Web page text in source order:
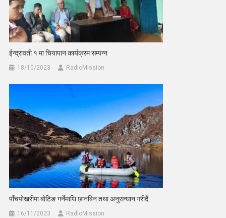
ईन्द्रावती १ मा चियापान कार्यक्रम सम्पन्न
18/10/2023 RadioMission
पाँचपोखरीमा बोटिङ गर्नेमाथि छानबिन तथा अनुसन्धान गरीदैं
16/11/2023 RadioMission